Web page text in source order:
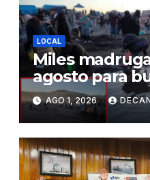
LOCAL
Miles
agosto para
piedrecillas
realizar la
riqueza y la
AGO 1, 2026